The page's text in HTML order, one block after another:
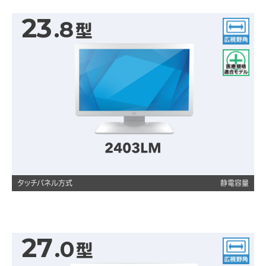
医療規格適合モデル
23.8型
2403LM
タッチパネル方式 静電容量
27.0型